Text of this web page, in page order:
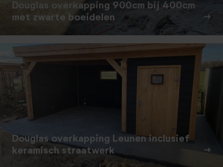
Douglas overkapping 900cm bij 400cm
met zwarte boeidelen
Douglas overkapping Leunen inclusief
keramisch straatwerk